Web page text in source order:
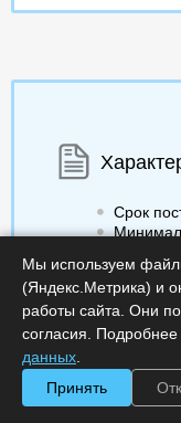
Срок
Артикул :
492 671.00a
Мы используем
(Яндекс.Метрика) и
работы сайта. Они
согласия.
данных
Принять